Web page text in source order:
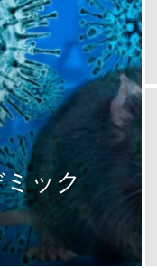
ック